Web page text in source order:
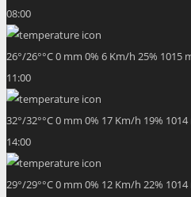
08:00
26°/26°°C0 mm 0% 6 Km/h 25% 1015
11:00
32°/32°°C0 mm 0% 17 Km/h 19%
14:00
29°/29°°C0 mm 0% 12 Km/h 22%